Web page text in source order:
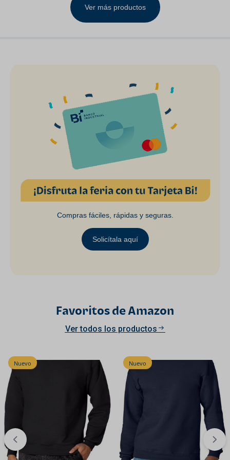
Ver más productos
Compras fáciles, rápidas y seguras.
Solicítala aquí
Favoritos de Amazon
Ver todos los productos
Nuevo Nuevo